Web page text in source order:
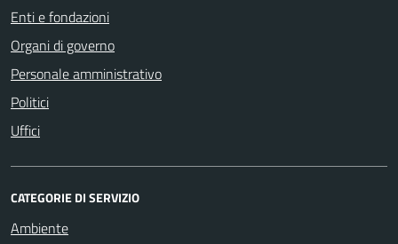
Enti e fondazioni
Organi di governo
Personale amministrativo
Politici
Uffici
CATEGORIE DI SERVIZIO
Ambiente